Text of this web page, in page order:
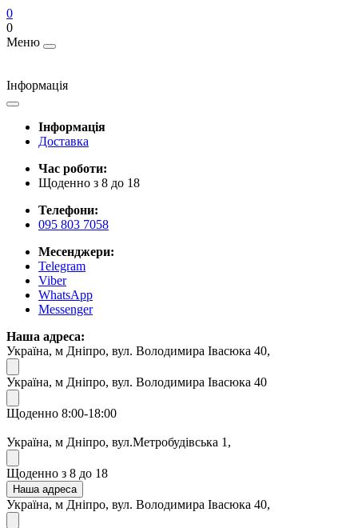
0
0
Меню
Інформація
Інформація
Доставка
Час роботи:
Щоденно з 8 до 18
Телефони:
095 803 7058
Месенджери:
Telegram
Viber
WhatsApp
Messenger
Наша адреса:
Україна, м Дніпро, вул. Володимира Івасюка 40,
Україна, м Дніпро, вул. Володимира Івасюка 40
Щоденно 8:00-18:00
Україна, м Дніпро, вул.Метробудівська 1,
Щоденно з 8 до 18
Наша адреса
Україна, м Дніпро, вул. Володимира Івасюка 40,